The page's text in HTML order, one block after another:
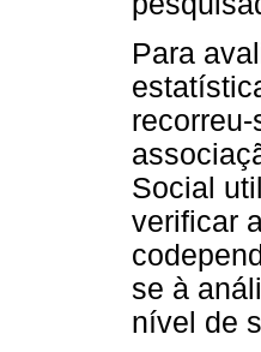
Para
Social
verificar
se à
nível de